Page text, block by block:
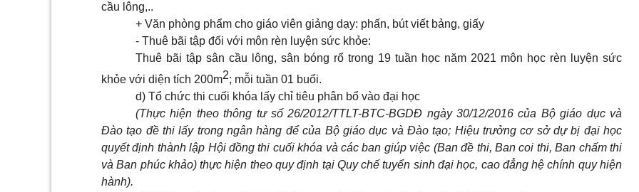
cầu lông,..
+ Văn phòng phẩm cho giáo viên giảng dạy: phấn, bút viết bảng, giấy
- Thuê bãi tập đối với môn rèn luyện sức khỏe:
Thuê bãi tập sân cầu lông, sân bóng rổ trong 19 tuần học năm 2021 môn học rèn luyện sức
khỏe với diện tích 200m2; mỗi tuần 01 buổi.
d) Tổ chức thi cuối khóa lấy chỉ tiêu phân bổ vào đại học
(Thực hiện theo thông tư số 26/2012/TTLT-BTC-BGDĐ ngày 30/12/2016 của Bộ giáo dục và
Đào tạo đềthilấy trong ngân hàng để của Bộ giáo dục và Đào tạo; Hiệu trưởng cơ sở dự bị đại học
quyết định thành lập Hội đồng thi cuối khóa và các ban giúp việc (Ban đề thi, Ban coi thi, Ban chấm thi
và Ban phúc khảo) thực hiện theo quy định tại Quy chế tuyển sinh đại học, cao đẳng hệ chính quy hiện
hành).